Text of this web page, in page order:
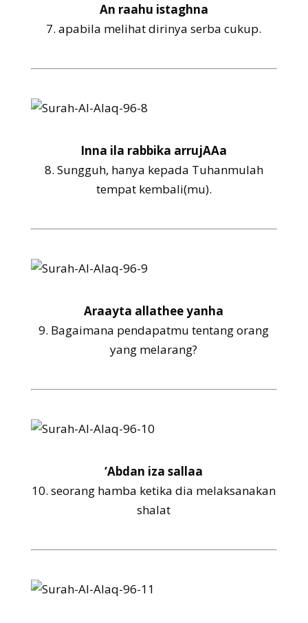
An raahu istaghna
7.apabila melihat dirinya serba cukup.
Inna ila rabbika arrujAAa
8. Sungguh, hanya kepada Tuhanmulah
tempat kembali(mu).
Araayta allathee yanha
9. Bagaimana pendapatmu tentang orang
yang melarang?
‘Abdan iza sallaa
10.seorang hamba ketika dia melaksanakan
shalat